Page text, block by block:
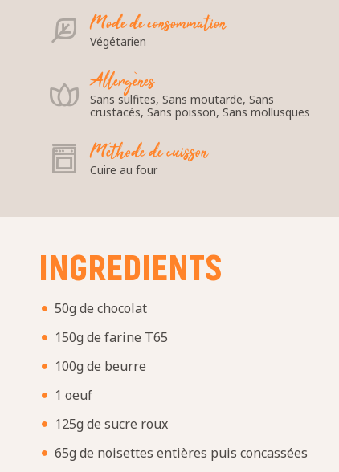
Mode de consommation
Végétarien
Allergènes
Sans sulfites, Sans moutarde, Sans
crustacés, Sans poisson, Sans mollusques
Méthode de cuisson
Cuire au four
INGREDIENTS
50g de chocolat
150g de farine T65
100g de beurre
1 oeuf
125g de sucre roux
65g de noisettes entières puis concassées